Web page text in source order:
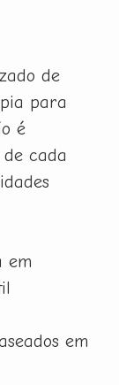
de
para
é
cada
em
em